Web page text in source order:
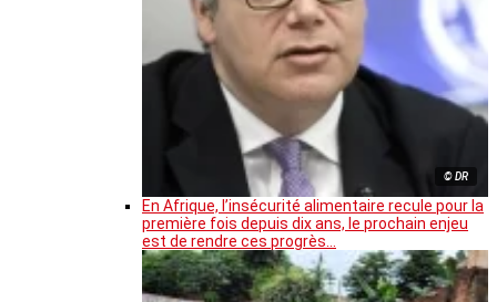
© DR
En Afrique, l’insécurité alimentaire recule pour la
première fois depuis dix ans, le prochain enjeu
est de rendre ces progrès…